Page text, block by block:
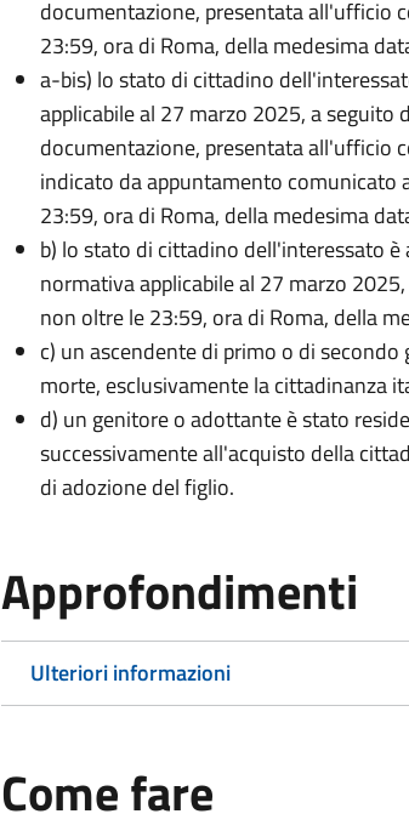
documentazione, presentata all'ufficio
23:59, ora di Roma, della medesima
a-bis) lo stato di cittadino
applicabile al 27 marzo 2025, a seguito
documentazione, presentata all'ufficio
indicato da appuntamento
23:59, ora di Roma, della medesima
b) lo stato di cittadino dell'interessato
normativa applicabile al 27 marzo
non oltre le 23:59, ora di Roma, della
c) un ascendente di primo o di
morte, esclusivamente la cittadinanza
d) un genitore o adottante è stato
successivamente all'acquisto della
di adozione del figlio.
Approfondimenti
Ulteriori informazioni
Come fare